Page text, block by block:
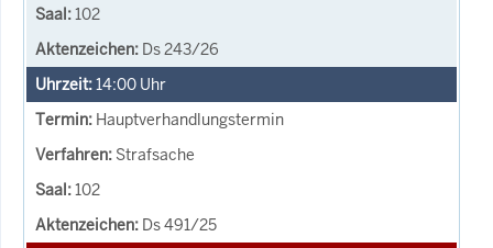
102
Ds 243/26
14:00 Uhr
Hauptverhandlungstermin
Strafsache
102
Ds 491/25